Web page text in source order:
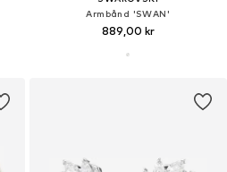
Armbånd 'SWAN'
889,00 kr